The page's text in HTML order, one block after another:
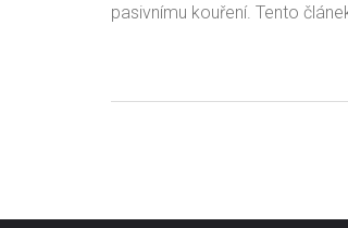
pasivnímu kouření. Tento
prevenci. Zjistíte, jaké kroky